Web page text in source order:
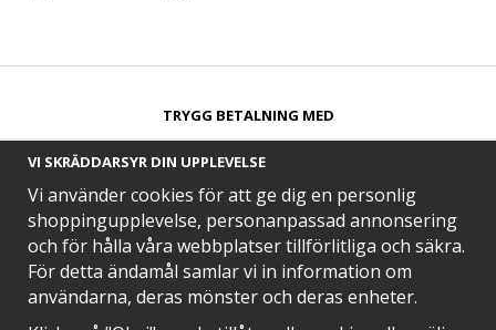
TRYGG BETALNING MED​
SNABB LEVERANS MED
VI SKRÄDDARSYR DIN UPPLEVELSE
Vi använder cookies för att ge dig en personlig
shoppingupplevelse, personanpassad annonsering
och för hålla våra webbplatser tillförlitliga och säkra.
För detta ändamål samlar vi in information om
användarna, deras mönster och deras enheter.